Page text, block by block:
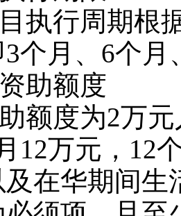
执行周期根
3个月、 6个月
助额度
额度为2万
12万元， 12
及在华期间